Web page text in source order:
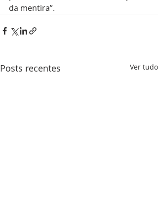
da mentira”.
Posts recentes Ver tudo